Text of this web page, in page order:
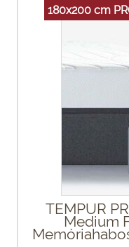
180x200 cm
TEMPUR
Medium